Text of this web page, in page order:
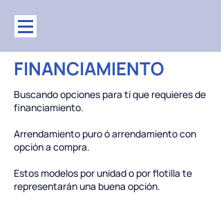
FINANCIAMIENTO
Buscando opciones para tí que requieres de
financiamiento.
Arrendamiento puro ó arrendamiento con
opción a compra.
Estos modelos por unidad o por flotilla te
representarán una buena opción.